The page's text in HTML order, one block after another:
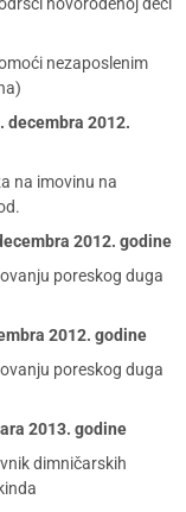
nezaposlenim
decembra 2012.
na imovinu na
2012. godine
poreskog duga
2012. godine
poreskog duga
2013. godine
dimničarskih